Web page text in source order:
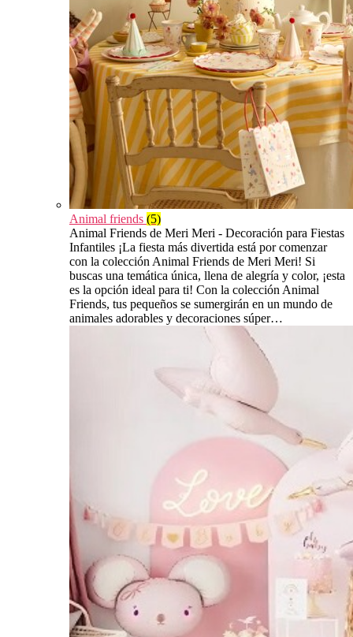
Animal friends (5)
Animal Friends de Meri Meri - Decoración para Fiestas
Infantiles ¡La fiesta más divertida está por comenzar
con la colección Animal Friends de Meri Meri! Si
buscas una temática única, llena de alegría y color, ¡esta
es la opción ideal para ti! Con la colección Animal
Friends, tus pequeños se sumergirán en un mundo de
animales adorables y decoraciones súper…